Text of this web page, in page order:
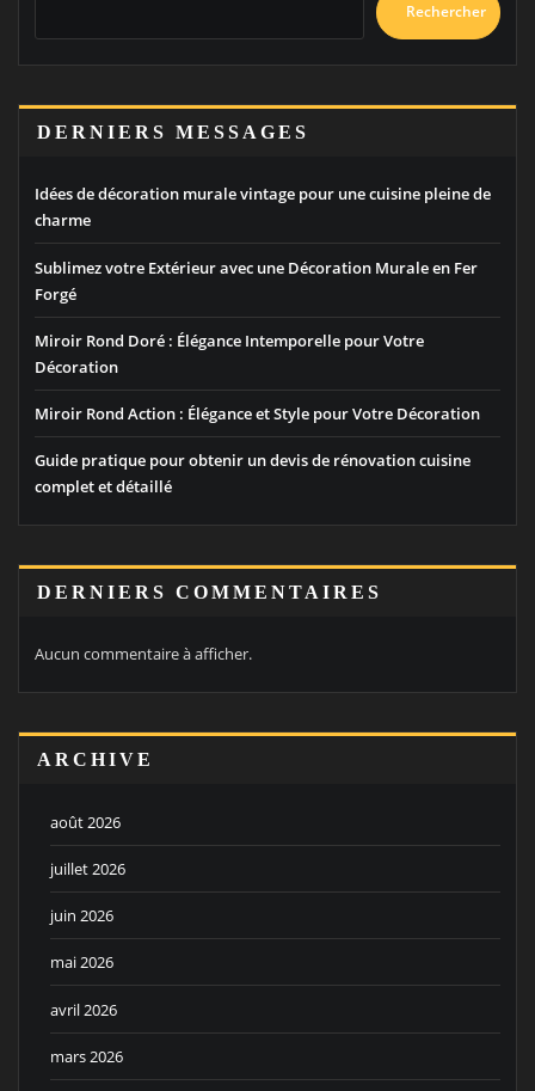
Rechercher
DERNIERS MESSAGES
Idées de décoration murale vintage pour une cuisine pleine de
charme
Sublimez votre Extérieur avec une Décoration Murale en Fer
Forgé
Miroir Rond Doré : Élégance Intemporelle pour Votre
Décoration
Miroir Rond Action : Élégance et Style pour Votre Décoration
Guide pratique pour obtenir un devis de rénovation cuisine
complet et détaillé
DERNIERS COMMENTAIRES
Aucun commentaire à afficher.
ARCHIVE
août 2026
juillet 2026
juin 2026
mai 2026
avril 2026
mars 2026